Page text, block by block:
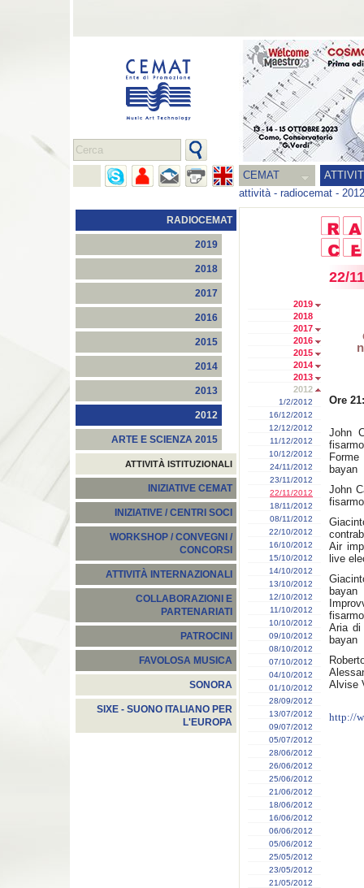
CEMAT
attività- radiocemat - 2012
RADIOCEMAT
2019
2018
2017
2016
2015
2014
2013
2012
ARTE E SCIENZA 2015
ATTIVITÀ ISTITUZIONALI
INIZIATIVE CEMAT
INIZIATIVE / CENTRI SOCI
WORKSHOP / CONVEGNI /
CONCORSI
ATTIVITÀ INTERNAZIONALI
COLLABORAZIONI E
PARTENARIATI
PATROCINI
FAVOLOSA MUSICA
SONORA
SIXE - SUONO ITALIANO PER
L'EUROPA
2019
2018
2017
2016
2015
2014
2013
2012
1/2/2012
16/12/2012
12/12/2012
11/12/2012
10/12/2012
24/11/2012
23/11/2012
22/11/2012
18/11/2012
08/11/2012
22/10/2012
16/10/2012
15/10/2012
14/10/2012
13/10/2012
12/10/2012
11/10/2012
10/10/2012
09/10/2012
08/10/2012
07/10/2012
04/10/2012
01/10/2012
28/09/2012
13/07/2012
09/07/2012
05/07/2012
28/06/2012
26/06/2012
25/06/2012
21/06/2012
18/06/2012
16/06/2012
06/06/2012
05/06/2012
25/05/2012
23/05/2012
21/05/2012
22/
Ore
John
bayan
John
Air
live
bayan
Aria di
bayan
Alvise
http://